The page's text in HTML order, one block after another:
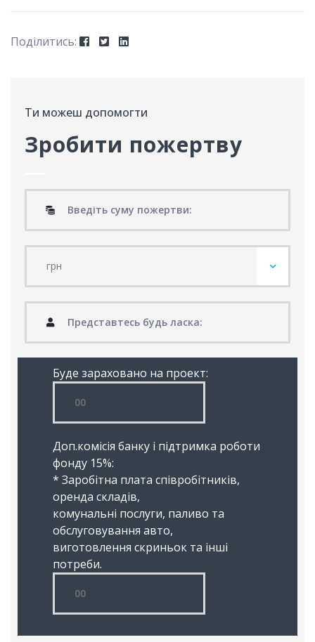
Поділитись:ㅤ
Ти можеш допомогти
Зробити пожертву
Буде зараховано на проект:
Доп.комісія банку і підтримка роботи
фонду 15%:
* Заробітна плата співробітників,
оренда складів,
комунальні послуги, паливо та
обслуговування авто,
виготовлення скриньок та інші
потреби.